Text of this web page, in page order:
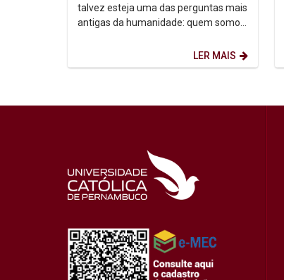
talvez esteja uma das perguntas mais
antigas da humanidade: quem somos,
LER MAIS